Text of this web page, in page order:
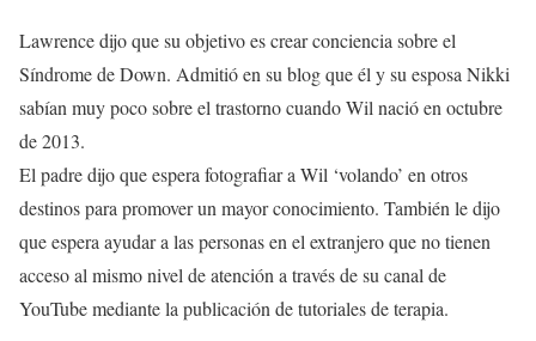
Lawrence dijo que su objetivo es crear conciencia sobre el
Síndrome de Down. Admitió en su blog que él y su esposa Nikki
sabían muy poco sobre el trastorno cuando Wil nació en octubre
de 2013.
El padre dijo que espera fotografiar a Wil ‘volando’ en otros
destinos para promover un mayor conocimiento. También le dijo
que espera ayudar a las personas en el extranjero que no tienen
acceso al mismo nivel de atención a través de su canal de
YouTube mediante la publicación de tutoriales de terapia.